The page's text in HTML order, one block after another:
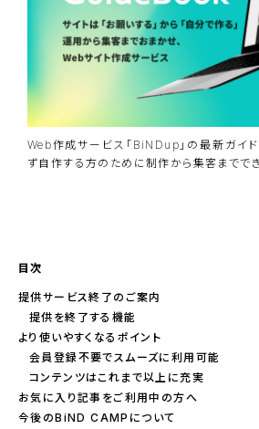
Web作成サービス「BiNDup」の最新ガイド
ず自作する方のために制作から集客まででき
目次
提供サービス終了のご案内
提供を終了する機能
より使いやすくなるポイント
会員登録不要でスムーズに利用可能
コンテンツはこれまで以上に充実
お気に入り記事をご利用中の方へ
今後のBiND CAMPについて